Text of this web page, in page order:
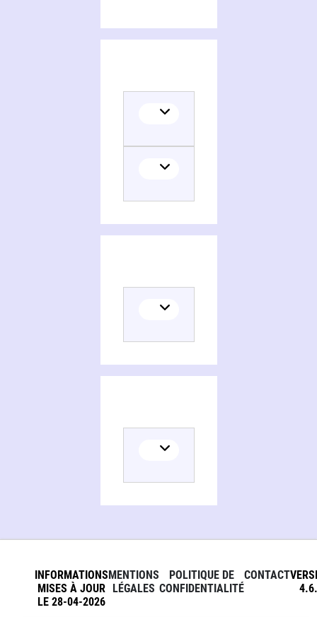
INFORMATIONS
MISES À JOUR
LE 28-04-2026
MENTIONS
LÉGALES
POLITIQUE DE
CONFIDENTIALITÉ
CONTACT